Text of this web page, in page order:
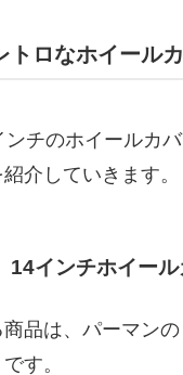
トロなホイール
チのホイールカ
介していきます。
14インチホイー
品は、パーマン
す。